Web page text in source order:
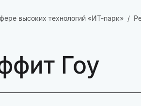
высоких технологий «ИТ-парк»
Гоу